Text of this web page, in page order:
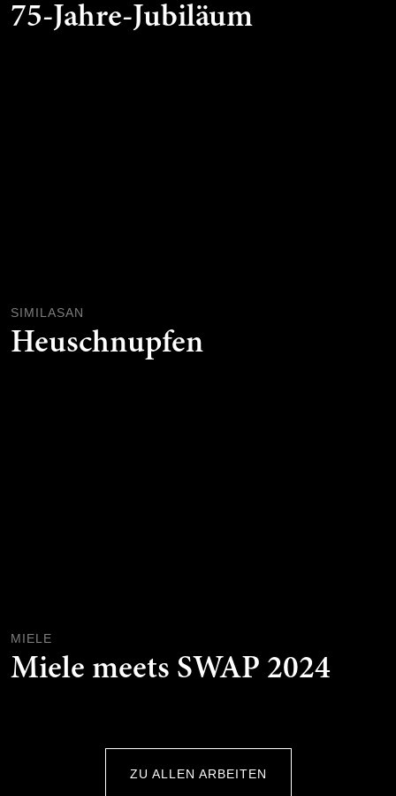
75-Jahre-Jubiläum
SIMILASAN
Heuschnupfen
MIELE
Miele meets SWAP 2024
ZU ALLEN ARBEITEN